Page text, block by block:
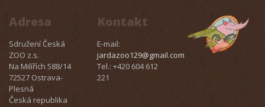
Adresa
Sdružení Česká
ZOO z.s.
Na Milířích 588/14
72527 Ostrava-
Plesná
Česká republika
Kontakt
E-mail:
jardazoo129@gmail.com
Tel.: +420 604 612
221